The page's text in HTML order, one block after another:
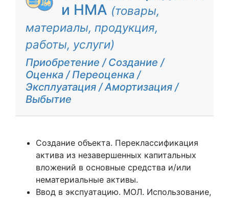
и НМА (товары,
материалы, продукция,
работы, услуги)
Приобретение / Создание /
Оценка / Переоценка /
Эксплуатация / Амортизация /
Выбытие
Создание объекта. Переклассификация
актива из незавершенных капитальных
вложений в основные средства и/или
нематериальные активы.
Ввод в экспуатацию. МОЛ. Использование,